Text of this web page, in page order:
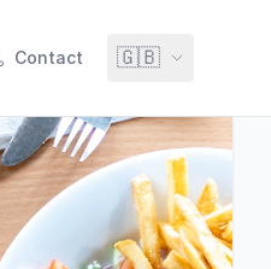
Contact 🇬🇧